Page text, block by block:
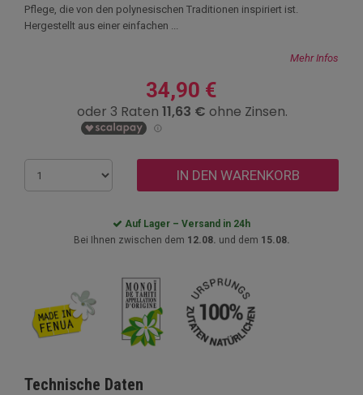
Pflege, die von den polynesischen Traditionen inspiriert ist.
Hergestellt aus einer einfachen ...
Mehr Infos
34,90 €
IN DEN WARENKORB
Auf Lager – Versand in 24h
Bei Ihnen zwischen dem 12.08. und dem 15.08.
Technische Daten